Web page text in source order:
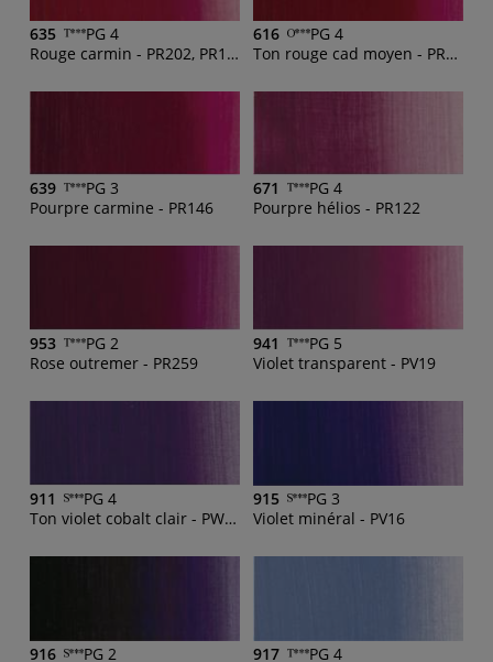
635
PG 4
Rouge carmin - PR202, PR101, PY42, PBk11
616
PG 4
Ton rouge cad moyen - PR170
639
PG 3
Pourpre carmine - PR146
671
PG 4
Pourpre hélios - PR122
953
PG 2
Rose outremer - PR259
941
PG 5
Violet transparent - PV19
911
PG 4
Ton violet cobalt clair - PW6, PR209, PV16
915
PG 3
Violet minéral - PV16
916 PG 2 917 PG 4